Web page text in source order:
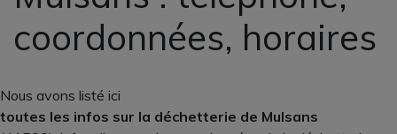
coordonnées, horaires
Nous avons listé ici
toutes les infos sur la déchetterie de Mulsans